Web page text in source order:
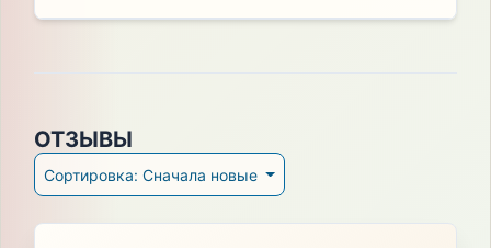
ОТЗЫВЫ
Сортировка: Сначала новые